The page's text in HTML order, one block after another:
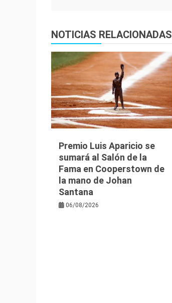
entradas
NOTICIAS RELACIONADAS
Premio Luis Aparicio se
sumará al Salón de la
Fama en Cooperstown de
la mano de Johan
Santana
06/08/2026